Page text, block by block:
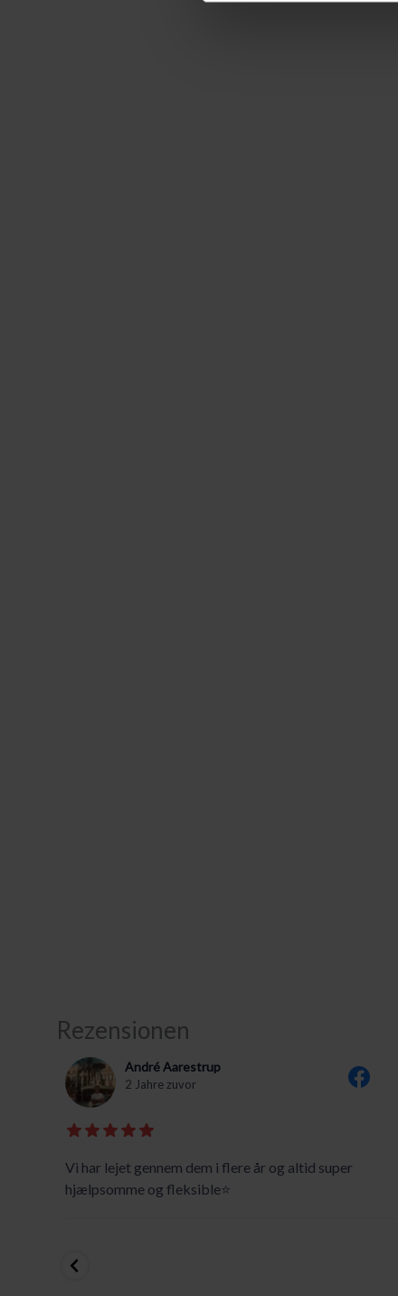
Rezensionen
André Aarestrup
2 Jahre zuvor
Vi har lejet gennem dem i flere år og altid super
hjælpsomme og fleksible⭐️